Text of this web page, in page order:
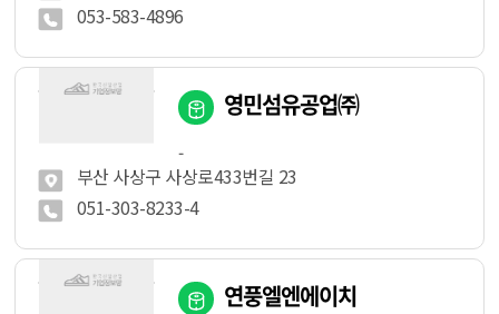
053-583-4896
영민섬유공업㈜
-
부산 사상구 사상로433번길 23
051-303-8233-4
연풍엘엔에이치